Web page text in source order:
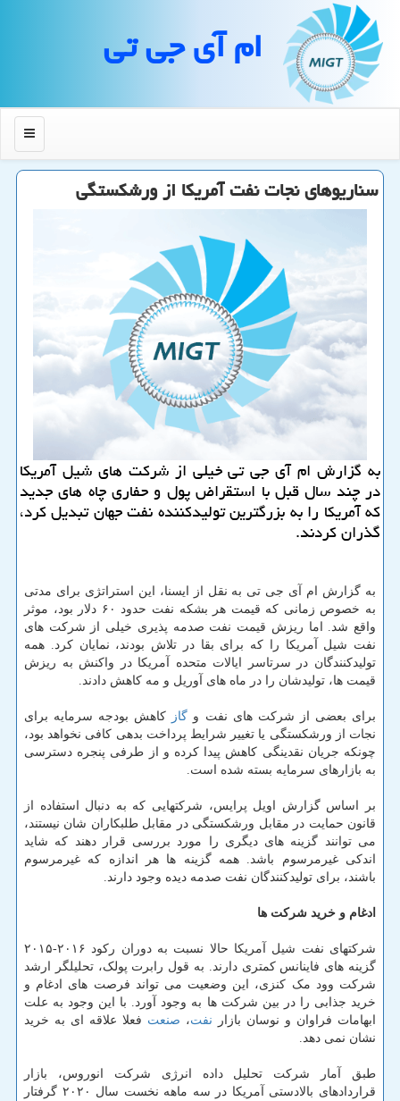
ام آی جی تی
منو
سناریوهای نجات نفت آمریكا از ورشكستگی
به گزارش ام آی جی تی خیلی از شركت های شیل آمریكا
در چند سال قبل با استقراض پول و حفاری چاه های جدید
كه آمریكا را به بزرگترین تولیدكننده نفت جهان تبدیل كرد،
گذران كردند.
به گزارش ام آی جی تی به نقل از ایسنا، این استراتژی برای مدتی
به خصوص زمانی که قیمت هر بشکه نفت حدود ۶۰ دلار بود، موثر
واقع شد. اما ریزش قیمت نفت صدمه پذیری خیلی از شرکت های
نفت شیل آمریکا را که برای بقا در تلاش بودند، نمایان کرد. همه
تولیدکنندگان در سرتاسر ایالات متحده آمریکا در واکنش به ریزش
قیمت ها، تولیدشان را در ماه های آوریل و مه کاهش دادند.
برای بعضی از شرکت های نفت و گاز
کاهش بودجه سرمایه برای
نجات از ورشکستگی یا تغییر شرایط پرداخت بدهی کافی نخواهد بود،
چونکه جریان نقدینگی کاهش پیدا کرده و از طرفی پنجره دسترسی
به بازارهای سرمایه بسته شده است.
بر اساس گزارش اویل پرایس، شرکتهایی که به دنبال استفاده از
قانون حمایت در مقابل ورشکستگی در مقابل طلبکاران شان نیستند،
می توانند گزینه های دیگری را مورد بررسی قرار دهند که شاید
اندکی غیرمرسوم باشد. همه گزینه ها هر اندازه که غیرمرسوم
باشند، برای تولیدکنندگان نفت صدمه دیده وجود دارند.
ادغام و خرید شرکت ها
شرکتهای نفت شیل آمریکا حالا نسبت به دوران رکود ۲۰۱۶-۲۰۱۵
گزینه های فاینانس کمتری دارند. به قول رابرت پولک، تحلیلگر ارشد
شرکت وود مک کنزی، این وضعیت می تواند فرصت های ادغام و
خرید جذابی را در بین شرکت ها به وجود آورد. با این وجود به علت
ابهامات فراوان و نوسان بازار نفت، صنعت فعلا علاقه ای به خرید
نشان نمی دهد.
طبق آمار شرکت تحلیل داده انرژی شرکت انوروس، بازار
قراردادهای بالادستی آمریکا در سه ماهه نخست سال ۲۰۲۰ گرفتار